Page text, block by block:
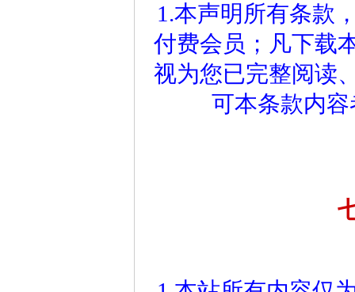
1.本声明所有条款
付费会员；凡下载
视为您已完整阅读
可本条款内